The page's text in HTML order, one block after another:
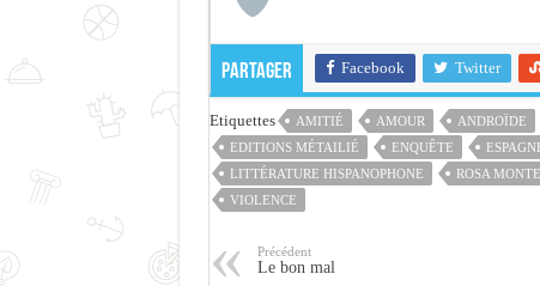
Partager Facebook Twitter
Etiquettes AMITIÉ AMOUR ANDROÏDE
EDITIONS MÉTAILIÉ
ENQUÊTE
LITTÉRATURE HISPANOPHONE
ROSA
VIOLENCE
Précédent
Le bon mal